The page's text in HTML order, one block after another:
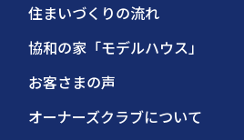
住まいづくりの流れ
協和の家「モデルハウス」
お客さまの声
オーナーズクラブについて